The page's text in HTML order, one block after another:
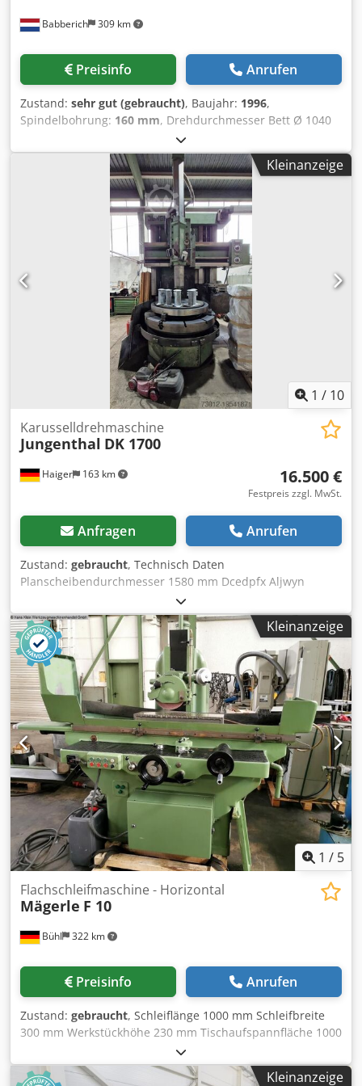
Unabhängige Konstruktionsabteilung, die jede
ENTWICKLUNGSZENTRUM Kundenbeziehungen haben für
uns höchste Priorität, denn die Zufriedenheit unserer
Babberich 309 km
Preisinfo Anrufen
Zustand: sehr gut (gebraucht), Baujahr: 1996,
Spindelbohrung: 160 mm, Drehdurchmesser Bett Ø 1040
mm Drehdurchmesser Schlitten 710 mm
Drehdurchmesser Grube Ø 1580 mm Drehlänge 3000/4500
mm Grubenlänge 1500 mm Spindelbohrung 160 mm
Leistung Spindel 40 kW Bettbreite 800 mm
Spindelaufnahme 6 Mk Werkstückgewicht Dcedpfxoxtbf Es
Alask 3500 Drehzahl 800 Rpm Vorschub X - Achse 10000
mm/min. Vorschub Z- Achse 10000 mm/min.
Kleinanzeige
1 / 10
Haiger 163 km
Karusselldrehmaschine
Jungenthal DK 1700
16.500 €
Festpreis zzgl. MwSt.
Anfragen Anrufen
Zustand: gebraucht, Technisch Daten
Planscheibendurchmesser 1580 mm Dcedpfx Aljwyn
Ntoaok max. Drehdurchmesser 1700 mm max. Drehhöhe
Querbalkensupport 1250 mm max. Drehhöhe
Seitensupport 1160 mm max. Planscheibenlast 12000 kg
max. Entfernung Planscheibe bis Querbalken-Unterkante
1210 mm max. Entfernung Planscheibe bis
Seitenstahlhalter-Unterkante 980 mm max. Entfernung
Planscheibe bis Revolverkopf-Unterkante 1420 mm 18
Spindeldrehzahlen 2,8 - 140 U/min 18 Vorschubstufen
0,063 - 3,15 mm/U Gesamtleistungsbedarf 55 kW
Raumbedarf ca. 5300 x 3500 x 4100 mm Steuerung
konventionell
Kleinanzeige
1 / 5
Bühl 322 km
Flachschleifmaschine - Horizontal
Mägerle F 10
Preisinfo Anrufen
Zustand: gebraucht, Schleiflänge 1000 mm Schleifbreite
300 mm Werkstückhöhe 230 mm Tischaufspannfläche 1000
x 240 mm x-Weg 1000 mm y-Weg 270 mm z-Weg 350 mm
Schleifscheibendurchmesser 240 mm
Kleinanzeige